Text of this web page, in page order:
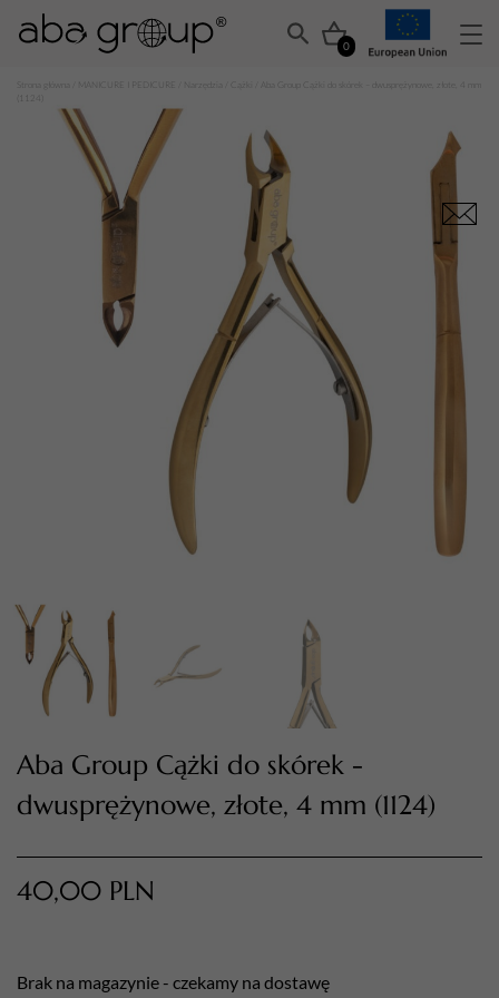
0
TWÓJ KOSZYK (
Suma koszyka ( )
PRZEJDŹ DO KOSZYKA
MANICURE I PEDICURE Narzędzia
Aba Group Cążki do skórek -
dwusprężynowe, złote, 4 mm (1124)
40,00 PLN
Brak na magazynie - czekamy na dostawę